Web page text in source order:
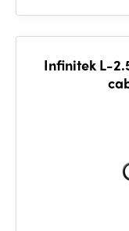
Infinitek L-